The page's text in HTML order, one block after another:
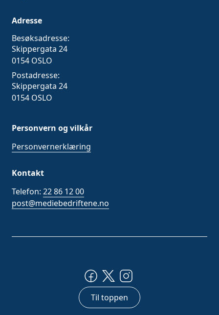
Adresse
Besøksadresse:
Skippergata 24
0154 OSLO
Postadresse:
Skippergata 24
0154 OSLO
Personvern og vilkår
Personvernerklæring
Kontakt
Telefon: 22 86 12 00
post@mediebedriftene.no
Til toppen